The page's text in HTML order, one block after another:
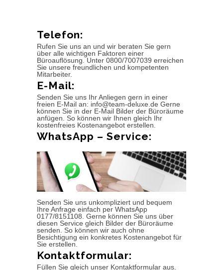
Telefon:
Rufen Sie uns an und wir beraten Sie gern
über alle wichtigen Faktoren einer
Büroauflösung. Unter 0800/7007039 erreichen
Sie unsere freundlichen und kompetenten
Mitarbeiter.
E-Mail:
Senden Sie uns Ihr Anliegen gern in einer
freien E-Mail an: info@team-deluxe.de Gerne
können Sie in der E-Mail Bilder der Büroräume
anfügen. So können wir Ihnen gleich Ihr
kostenfreies Kostenangebot erstellen.
WhatsApp – Service:
Senden Sie uns unkompliziert und bequem
Ihre Anfrage einfach per WhatsApp
0177/8151108. Gerne können Sie uns über
diesen Service gleich Bilder der Büroräume
senden. So können wir auch ohne
Besichtigung ein konkretes Kostenangebot für
Sie erstellen.
Kontaktformular:
Füllen Sie gleich unser Kontaktformular aus.